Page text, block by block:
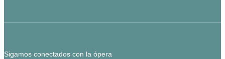
Sigamos conectados con la ópera